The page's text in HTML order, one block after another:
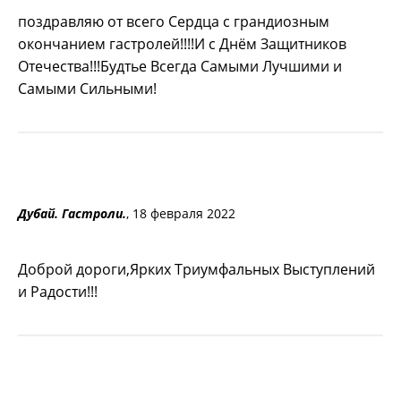
поздравляю от всего Сердца с грандиозным
окончанием гастролей!!!!И с Днём Защитников
Отечества!!!Будтье Всегда Самыми Лучшими и
Самыми Сильными!
Дубай. Гастроли., 18 февраля 2022
Доброй дороги,Ярких Триумфальных Выступлений
и Радости!!!